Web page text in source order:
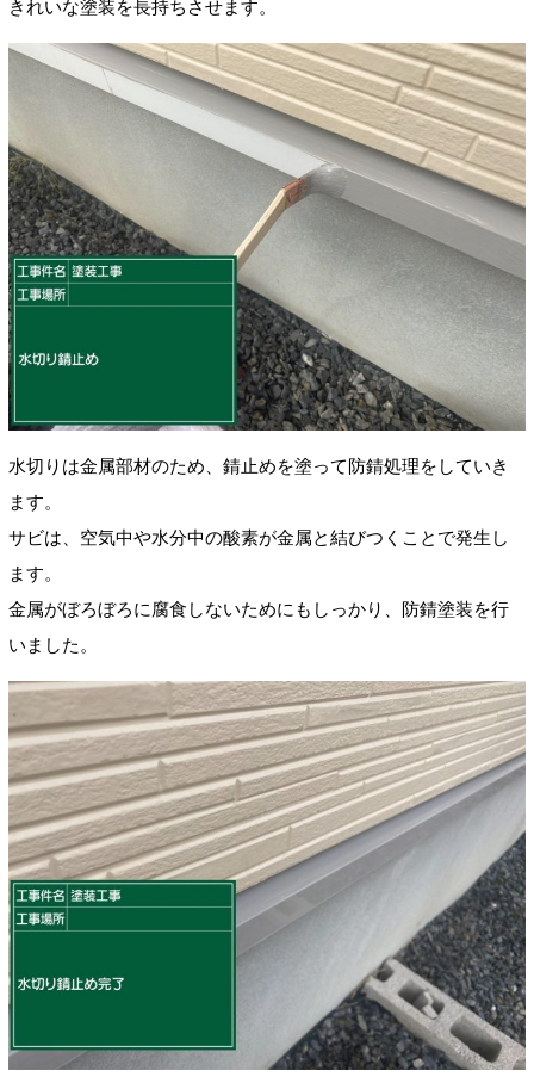
きれいな塗装を長持ちさせます。
水切りは金属部材のため、錆止めを塗って防錆処理をしていき
ます。
サビは、空気中や水分中の酸素が金属と結びつくことで発生し
ます。
金属がぼろぼろに腐食しないためにもしっかり、防錆塗装を行
いました。